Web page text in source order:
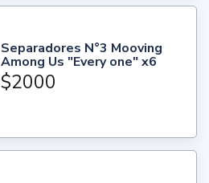
Separadores N°3 Mooving
Among Us "Every one" x6
$2000